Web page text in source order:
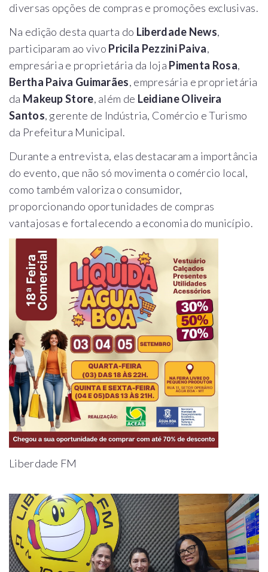
diversas opções de compras e promoções exclusivas.
Na edição desta quarta do Liberdade News,
participaram ao vivo Pricila Pezzini Paiva,
empresária e proprietária da loja Pimenta Rosa,
Bertha Paiva Guimarães, empresária e proprietária
da Makeup Store, além de Leidiane Oliveira
Santos, gerente de Indústria, Comércio e Turismo
da Prefeitura Municipal.
Durante a entrevista, elas destacaram a importância
do evento, que não só movimenta o comércio local,
como também valoriza o consumidor,
proporcionando oportunidades de compras
vantajosas e fortalecendo a economia do município.
Liberdade FM